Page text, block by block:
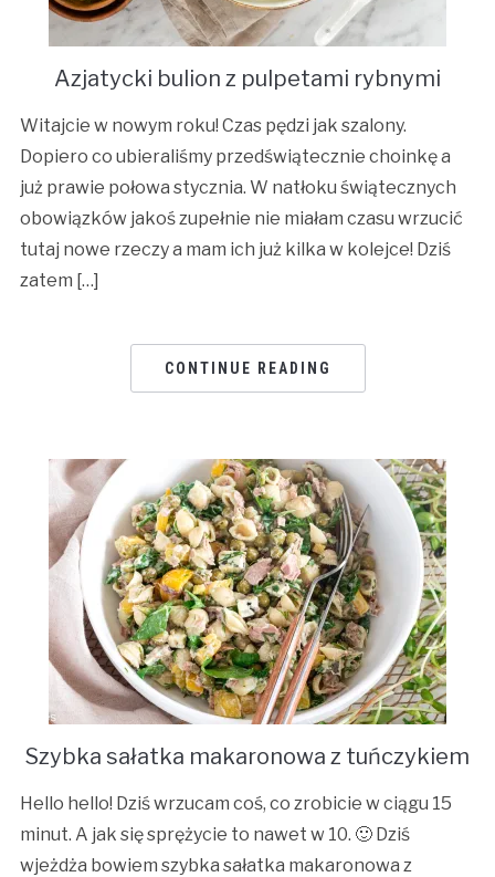
Azjatycki bulion z pulpetami rybnymi
Witajcie w nowym roku! Czas pędzi jak szalony.
Dopiero co ubieraliśmy przedświątecznie choinkę a
już prawie połowa stycznia. W natłoku świątecznych
obowiązków jakoś zupełnie nie miałam czasu wrzucić
tutaj nowe rzeczy a mam ich już kilka w kolejce! Dziś
zatem […]
CONTINUE READING
Szybka sałatka makaronowa z tuńczykiem
Hello hello! Dziś wrzucam coś, co zrobicie w ciągu 15
minut. A jak się sprężycie to nawet w 10. 🙂 Dziś
wjeżdża bowiem szybka sałatka makaronowa z